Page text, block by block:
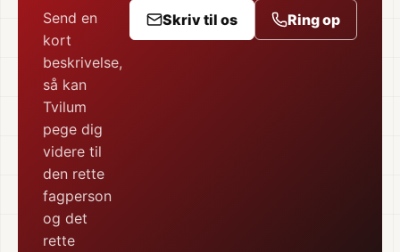
Send en
kort
beskrivelse,
så kan
Tvilum
pege dig
videre til
den rette
fagperson
og det
rette
Skriv til os Ring op